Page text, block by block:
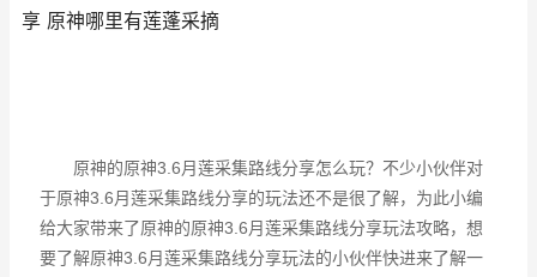
享 原神哪里有莲蓬采摘
原神的原神3.6月莲采集路线分享怎么玩？不少小伙伴对
于原神3.6月莲采集路线分享的玩法还不是很了解，为此小编
给大家带来了原神的原神3.6月莲采集路线分享玩法攻略，想
要了解原神3.6月莲采集路线分享玩法的小伙伴快进来了解一